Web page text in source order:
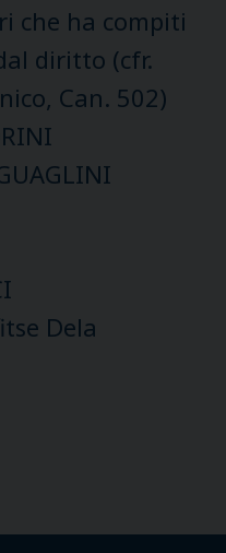
che ha compiti
diritto (cfr.
Can. 502)
Dela